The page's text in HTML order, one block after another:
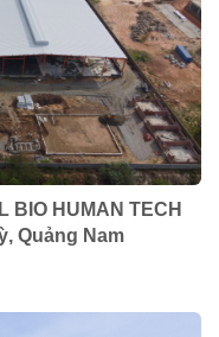
HUMAN TECH
Quảng Nam